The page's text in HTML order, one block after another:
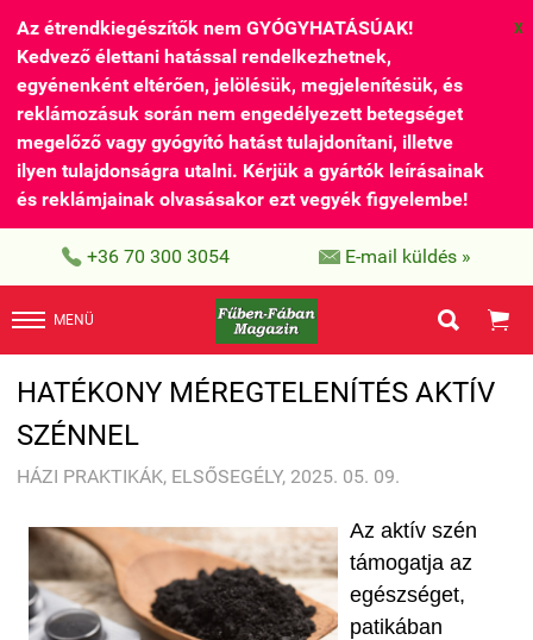
Az étrendkiegészítők nem GYÓGYHATÁSÚAK!
Kedvező élettani hatással rendelkezhetnek,
egyénenként eltérően, jelölésük, megjelenítésük, és
reklámozásuk során nem engedélyezett betegséget
megelőző vagy gyógyító hatást tulajdonítani, illetve
ilyen tulajdonságra utalni. Kérjük a gyártók leírásainak
és reklámjainak olvasásakor ezt vegyék figyelembe!
X
 +36 70 300 3054  E-mail küldés »
MENÜ  
HATÉKONY MÉREGTELENÍTÉS AKTÍV
SZÉNNEL
HÁZI PRAKTIKÁK, ELSŐSEGÉLY, 2025. 05. 09.
Az aktív szén
támogatja az
egészséget,
patikában